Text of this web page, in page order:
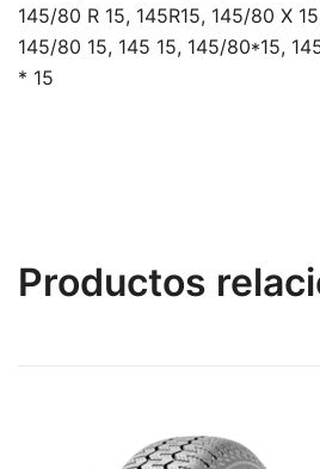
145/80 R 15, 145R15, 145/80 X
145/80 15, 145 15, 145/80*15,
* 15
Productos